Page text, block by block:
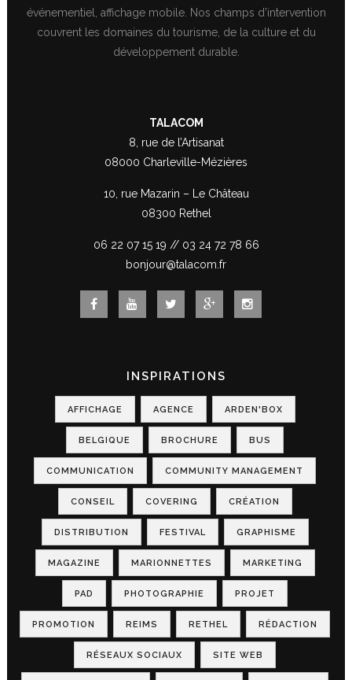
événementiel, affichage mobile. Nos champs d’intervention
couvrent les domaines du tourisme, de la culture et du
développement durable.
TALACOM
8, rue de l’Artisanat
08000 Charleville-Mézières
10, rue Mazarin – Le Château
08300 Rethel
06 22 07 15 19 // 03 24 72 78 66
bonjour@talacom.fr
INSPIRATIONS
AFFICHAGE AGENCE ARDEN'BOX
BELGIQUE BROCHURE BUS
COMMUNICATION COMMUNITY MANAGEMENT
CONSEIL COVERING CRÉATION
DISTRIBUTION FESTIVAL GRAPHISME
MAGAZINE MARIONNETTES MARKETING
PAD PHOTOGRAPHIE PROJET
PROMOTION REIMS RETHEL RÉDACTION
RÉSEAUX SOCIAUX SITE WEB